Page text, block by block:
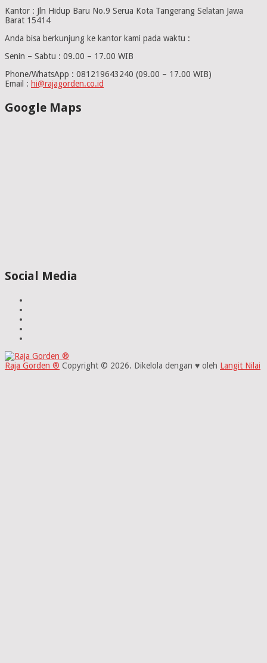
Kantor : Jln Hidup Baru No.9 Serua Kota Tangerang Selatan Jawa
Barat 15414
Anda bisa berkunjung ke kantor kami pada waktu :
Senin – Sabtu : 09.00 – 17.00 WIB
Phone/WhatsApp : 081219643240 (09.00 – 17.00 WIB)
Email : hi@rajagorden.co.id
Google Maps
Social Media
Raja Gorden ® Copyright © 2026. Dikelola dengan ♥ oleh Langit Nilai